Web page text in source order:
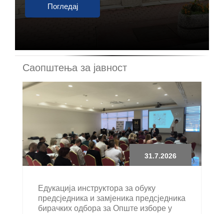
Погледај
Саопштења за јавност
31.7.2026
Едукација инструктора за обуку
предсједника и замјеника предсједника
бирачких одбора за Опште изборе у